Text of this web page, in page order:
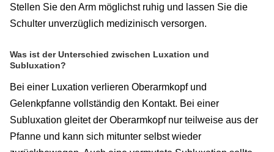
Stellen Sie den Arm möglichst ruhig und lassen Sie die
Schulter unverzüglich medizinisch versorgen.
Was ist der Unterschied zwischen Luxation und
Subluxation?
Bei einer Luxation verlieren Oberarmkopf und
Gelenkpfanne vollständig den Kontakt. Bei einer
Subluxation gleitet der Oberarmkopf nur teilweise aus der
Pfanne und kann sich mitunter selbst wieder